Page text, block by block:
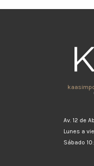
Av. 12 de
Lunes a
Sábado